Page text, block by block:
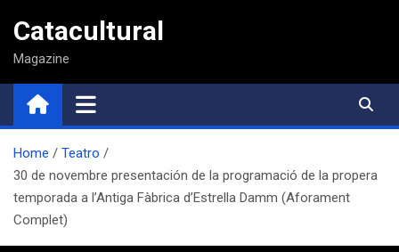
contenido
Catacultural
Magazine
Home
Teatro
30 de novembre presentación de la programació de la propera
temporada a l’Antiga Fàbrica d’Estrella Damm (Aforament
Complet)